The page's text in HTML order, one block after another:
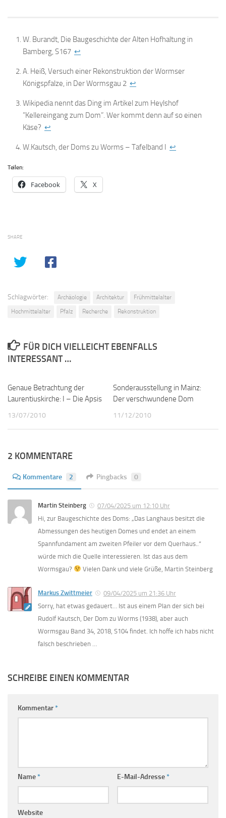
W. Burandt, Die Baugeschichte der Alten Hofhaltung in
Bamberg, S167 ↩
A. Heiß, Versuch einer Rekonstruktion der Wormser
Königspfalze, in Der Wormsgau 2 ↩
Wikipedia nennt das Ding im Artikel zum Heylshof
”Kellereingang zum Dom”. Wer kommt denn auf so einen
Käse? ↩
W.Kautsch, der Doms zu Worms – Tafelband I ↩
Teilen:
Facebook X
SHARE
Schlagwörter: Archäologie Architektur
Frühmittelalter
Hochmittelalter
Pfalz Recherche Rekonstruktion
FÜR DICH VIELLEICHT EBENFALLS
INTERESSANT …
Genaue Betrachtung der
Laurentiuskirche: I – Die Apsis
13/07/2010
Sonderausstellung in Mainz:
Der verschwundene Dom
11/12/2010
2 KOMMENTARE
Kommentare 2 Pingbacks 0
Martin Steinberg
07/04/2025 um 12:10 Uhr
Hi, zur Baugeschichte des Doms: „Das Langhaus besitzt die
Abmessungen des heutigen Domes und endet an einem
Spannfundament am zweiten Pfeiler vor dem Querhaus..“
würde mich die Quelle interessieren. Ist das aus dem
Wormsgau?
Vielen Dank und viele Grüße, Martin Steinberg
Markus Zwittmeier
09/04/2025 um 21:36 Uhr
Sorry, hat etwas gedauert… Ist aus einem Plan der sich bei
Rudolf Kautsch, Der Dom zu Worms (1938), aber auch
Wormsgau Band 34, 2018, S104 findet. Ich hoffe ich habs nicht
falsch beschrieben …
SCHREIBE EINEN KOMMENTAR
Kommentar*
Name* E-Mail-Adresse*
Website